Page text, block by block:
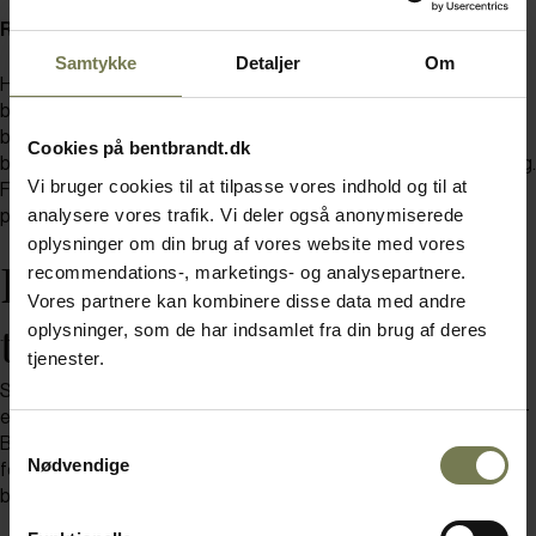
Samtykke Detaljer Om
Cookies på bentbrandt.dk
Vi bruger cookies til at tilpasse vores indhold og til at
analysere vores trafik. Vi deler også anonymiserede
oplysninger om din brug af vores website med vores
recommendations-, marketings- og analysepartnere.
Vores partnere kan kombinere disse data med andre
oplysninger, som de har indsamlet fra din brug af deres
tjenester.
Samtykkevalg
Nødvendige
Rugbrødsforme og brødforme
Hos BENT BRANDT kan du finde rugbrødsforme og andre
brødforme i forskellige mål og materialer. Blandt andet har vi
brødforme i aluminium med silikonebelægning indvendigt og
brødforme i rustfrit stål. Nogle enkelte forme har endda også låg.
Find den rugbrødsform eller brødform her på siden, som jeres
professionelle køkken har behov for.
Rugbrødsform og forme
til anden type brød
Skal der bages nybagt brød, rugbrød, franskbrød, portionsbrød
eller en helt fjerde slags brød, så kan du bruge formene fra BENT
BRANDT. Vi har samlet alle vores varianter af brødforme i
forskellige størrelser og materialer - så dit bagværk kan få den
bedste ramme og form.